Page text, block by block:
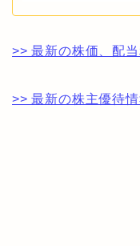
>> 最新の株価、配
>> 最新の株主優待